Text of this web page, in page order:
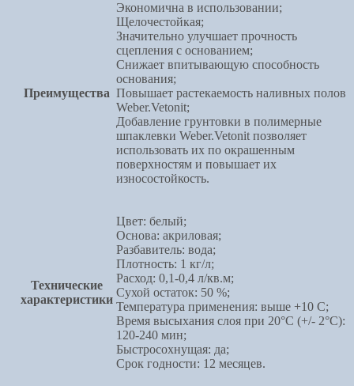
Преимущества
Экономична в использовании;
Щелочестойкая;
Значительно улучшает прочность
сцепления с основанием;
Снижает впитывающую способность
основания;
Повышает растекаемость наливных полов
Weber.Vetonit;
Добавление грунтовки в полимерные
шпаклевки Weber.Vetonit позволяет
использовать их по окрашенным
поверхностям и повышает их
износостойкость.
Технические
характеристики
Цвет: белый;
Основа: акриловая;
Разбавитель: вода;
Плотность: 1 кг/л;
Расход: 0,1-0,4 л/кв.м;
Сухой остаток: 50 %;
Температура применения: выше +10 C;
Время высыхания слоя при 20°C (+/- 2°C):
120-240 мин;
Быстросохнущая: да;
Срок годности: 12 месяцев.